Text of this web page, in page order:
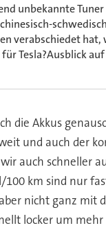
unbekannte
verabschiedet hat,
Tesla?Ausblick
die Akkus
und auch der
auch schneller
km sind nur
nicht ganz mit
locker um